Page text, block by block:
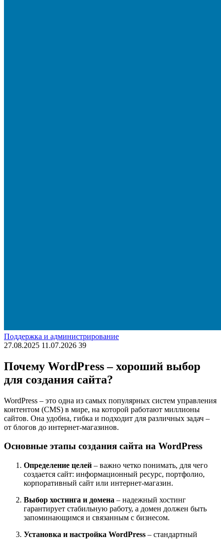
Поддержка и администрирование
27.08.2025 11.07.2026 39
Почему WordPress – хороший выбор
для создания сайта?
WordPress – это одна из самых популярных систем управления
контентом (CMS) в мире, на которой работают миллионы
сайтов. Она удобна, гибка и подходит для различных задач –
от блогов до интернет-магазинов.
Основные этапы создания сайта на WordPress
Определение целей – важно четко понимать, для чего
создается сайт: информационный ресурс, портфолио,
корпоративный сайт или интернет-магазин.
Выбор хостинга и домена – надежный хостинг
гарантирует стабильную работу, а домен должен быть
запоминающимся и связанным с бизнесом.
Установка и настройка WordPress – стандартный